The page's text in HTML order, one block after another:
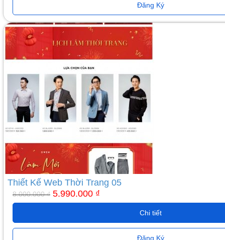
Đăng Ký
Thiết Kế Web Thời Trang 05
8.000.000₫
Giá
gốc
8.000.000 ₫.
5.990.000 ₫
Giá
hiện
tại
5.990.000 ₫.
Chi tiết
Đăng Ký